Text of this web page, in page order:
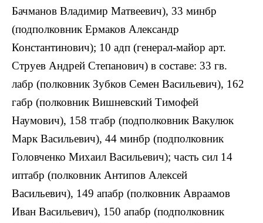
Бачманов Владимир Матвеевич), 33 минбр
(подполковник Ермаков Александр
Константинович); 10 адп (генерал-майор арт.
Струев Андрей Степанович) в составе: 33 гв.
лабр (полковник Зубков Семен Васильевич), 162
габр (полковник Вишневский Тимофей
Наумович), 158 тгабр (подполковник Вакулюк
Марк Васильевич), 44 минбр (подполковник
Головченко Михаил Васильевич); часть сил 14
иптабр (полковник Антипов Алексей
Васильевич), 149 апабр (полковник Авраамов
Иван Васильевич), 150 апабр (подполковник